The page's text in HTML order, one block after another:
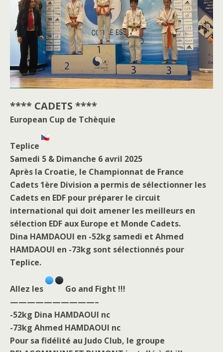
**** CADETS ****
European Cup de Tchèquie
Teplice
Samedi 5 & Dimanche 6 avril 2025
Après la Croatie, le Championnat de France
Cadets 1ère Division a permis de sélectionner les
Cadets en EDF pour préparer le circuit
international qui doit amener les meilleurs en
sélection EDF aux Europe et Monde Cadets.
Dina HAMDAOUI en -52kg samedi et Ahmed
HAMDAOUI en -73kg sont sélectionnés pour
Teplice.
Allez les
Go and Fight !!!
——————————–
-52kg Dina HAMDAOUI nc
-73kg Ahmed HAMDAOUI nc
Pour sa fidélité au Judo Club, le groupe